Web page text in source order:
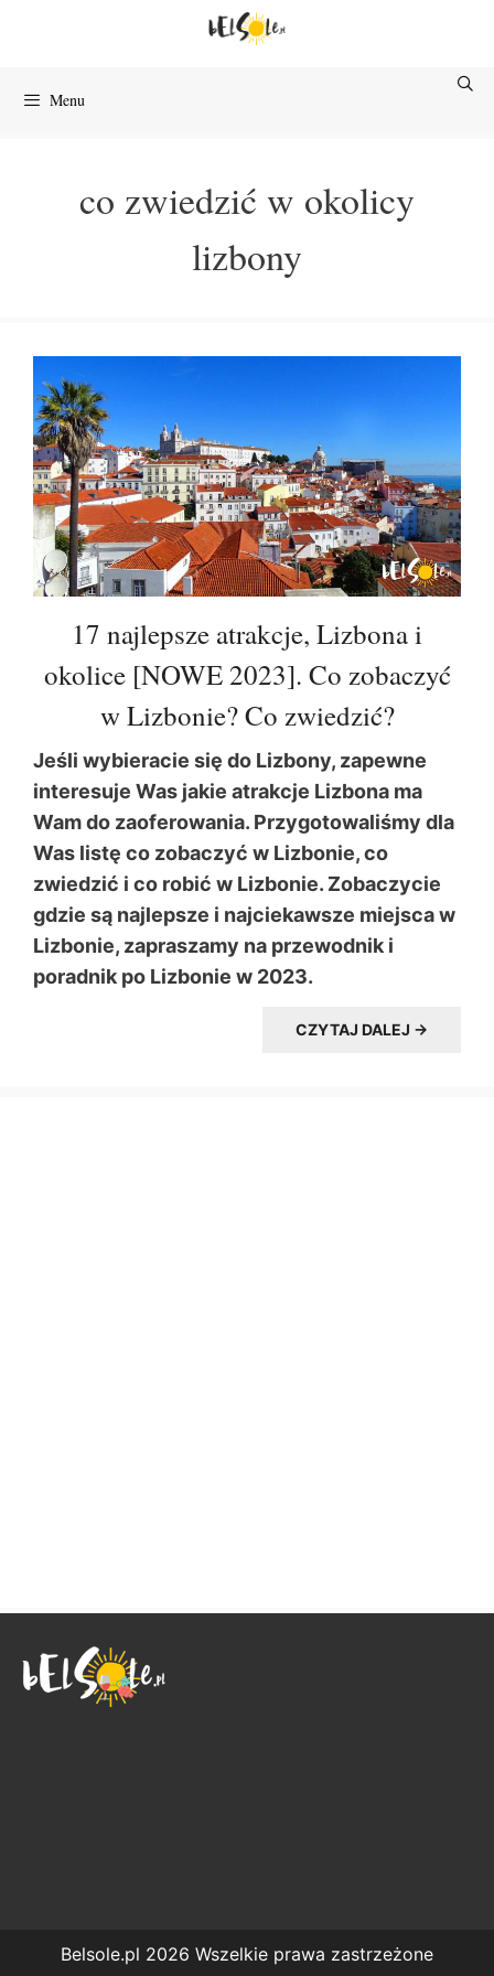
Menu
co zwiedzić w okolicy
lizbony
17 najlepsze atrakcje, Lizbona i
okolice [NOWE 2023]. Co zobaczyć
w Lizbonie? Co zwiedzić?
Jeśli wybieracie się do Lizbony, zapewne
interesuje Was jakie atrakcje Lizbona ma
Wam do zaoferowania. Przygotowaliśmy dla
Was listę co zobaczyć w Lizbonie, co
zwiedzić i co robić w Lizbonie. Zobaczycie
gdzie są najlepsze i najciekawsze miejsca w
Lizbonie, zapraszamy na przewodnik i
poradnik po Lizbonie w 2023.
CZYTAJ DALEJ →
Belsole.pl 2026 Wszelkie prawa zastrzeżone